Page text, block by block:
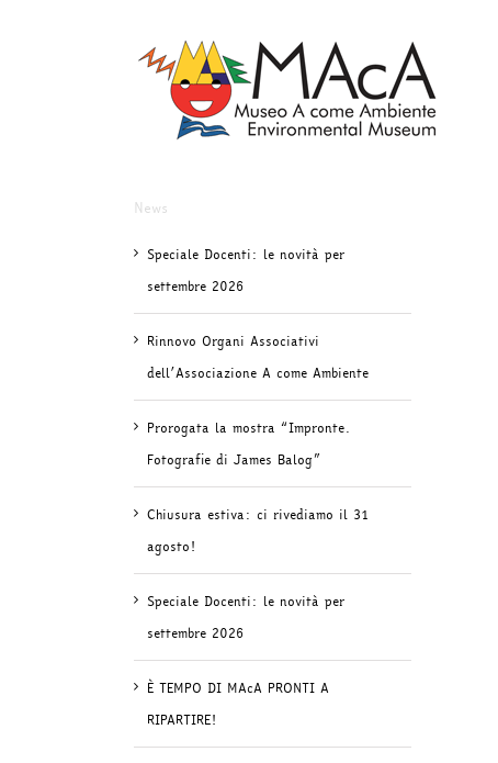
News
Speciale Docenti: le novità per
settembre 2026
Rinnovo Organi Associativi
dell’Associazione A come Ambiente
Prorogata la mostra “Impronte.
Fotografie di James Balog”
Chiusura estiva: ci rivediamo il 31
agosto!
Speciale Docenti: le novità per
settembre 2026
È TEMPO DI MAcA PRONTI A
RIPARTIRE!